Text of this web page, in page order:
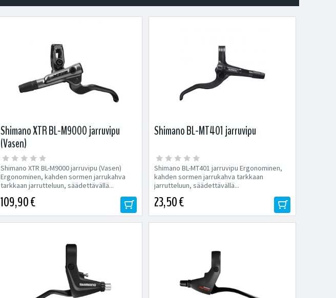
Shimano XTR BL-M9000 jarruvipu
(Vasen)
Shimano XTR BL-M9000 jarruvipu (Vasen)
Ergonominen, kahden sormen jarrukahva
tarkkaan jarrutteluun, säädettävällä...
109,90 €
Shimano BL-MT401 jarruvipu
Shimano BL-MT401 jarruvipu Ergonominen,
kahden sormen jarrukahva tarkkaan
jarrutteluun, säädettävällä...
23,50 €